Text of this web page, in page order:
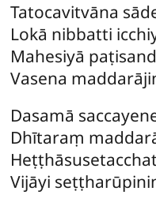
Tatocavitvāna
Lokā nibbatti
Mahesiyā
Vasena
Dasamā
Dhītaraṃ
Vijāyi